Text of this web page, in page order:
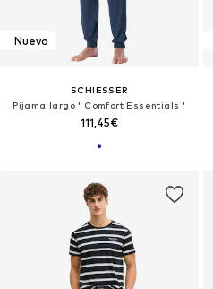
Nuevo
SCHIESSER
Pijama largo ' Comfort Essentials '
111,45€